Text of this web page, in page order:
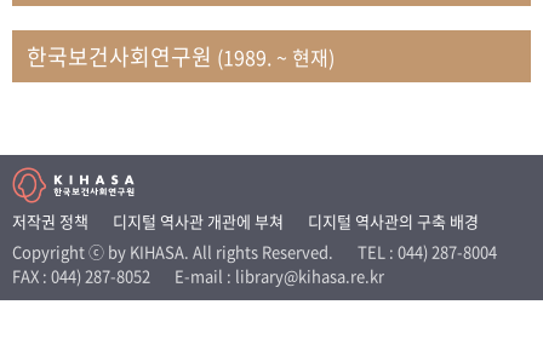
박인화
보건정책연구실
박재빈
연구부 인구역학담당실
변종화
보건정책연구실 건강증진팀
송건용
보건정책연구실
송태민
정보통계연구실 빅데이터연구센터
신희설
사업개발부 국제협력연구실
이규식
의료보험연구실
이문기
훈련부
한국보건사회연구원 (1989. ~ 현재)
저작권 정책 디지털 역사관 개관에 부쳐
디지털 역사관의 구축 배경
Copyright ⓒ by KIHASA. All rights Reserved.
TEL : 044) 287-8004
FAX : 044) 287-8052
E-mail : library@kihasa.re.kr